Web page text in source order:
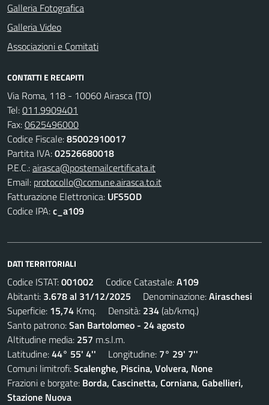
Galleria Fotografica
Galleria Video
Associazioni e Comitati
CONTATTI E RECAPITI
Via Roma, 118 - 10060 Airasca (TO)
Tel:011.9909401
Fax:0625496000
Codice Fiscale:85002910017
Partita IVA:02526680018
P.E.C.:airasca@postemailcertificata.it
Email: protocollo@comune.airasca.to.it
Fatturazione Elettronica: UFS5OD
Codice IPA:c_a109
DATI TERRITORIALI
Codice ISTAT:001002 Codice Catastale:A109
Abitanti: 3.678 al 31/12/2025 Denominazione:Airaschesi
Superficie: 15,74 Kmq. Densità: 234(ab/kmq.)
Santo patrono:San Bartolomeo - 24 agosto
Altitudine media: 257 m.s.l.m.
Latitudine:44° 55' 4'' Longitudine: 7° 29' 7''
Comuni limitrofi:Scalenghe, Piscina, Volvera, None
Frazioni e borgate: Borda, Cascinetta, Corniana, Gabellieri,
Stazione Nuova